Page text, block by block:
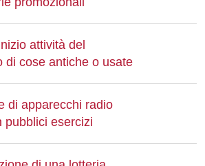
attività del
di cose antiche o usate
di apparecchi radio
pubblici esercizi